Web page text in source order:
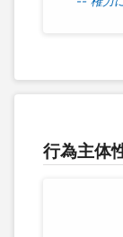
行為主体